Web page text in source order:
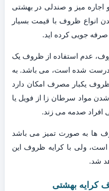
اجاره میز و صندلی در بهشتی
انواع ظروف با قیمت بسیار
صرفه جویی کرده اید.
عدم استفاده از ظروف یک
درست شده است، می باشد. به
یکبار مصرف امکان دارد
مواد سرطان زا از فویل یا
افراد صدمه می زند.
ها به صورت تمیز می باشد
ولی با کرایه ظروف این
شد.
کرایه بهشتی